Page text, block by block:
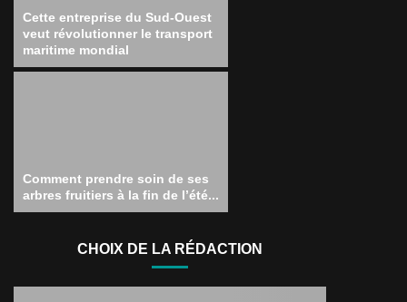
Cette entreprise du Sud-Ouest
veut révolutionner le transport
maritime mondial
Comment prendre soin de ses
arbres fruitiers à la fin de l’été...
CHOIX DE LA RÉDACTION